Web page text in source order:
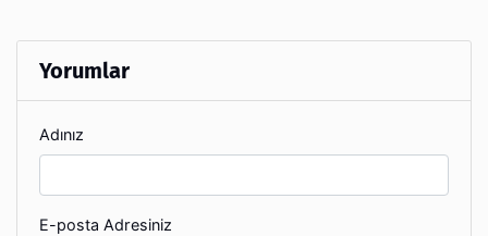
Yorumlar
Adınız
E-posta Adresiniz